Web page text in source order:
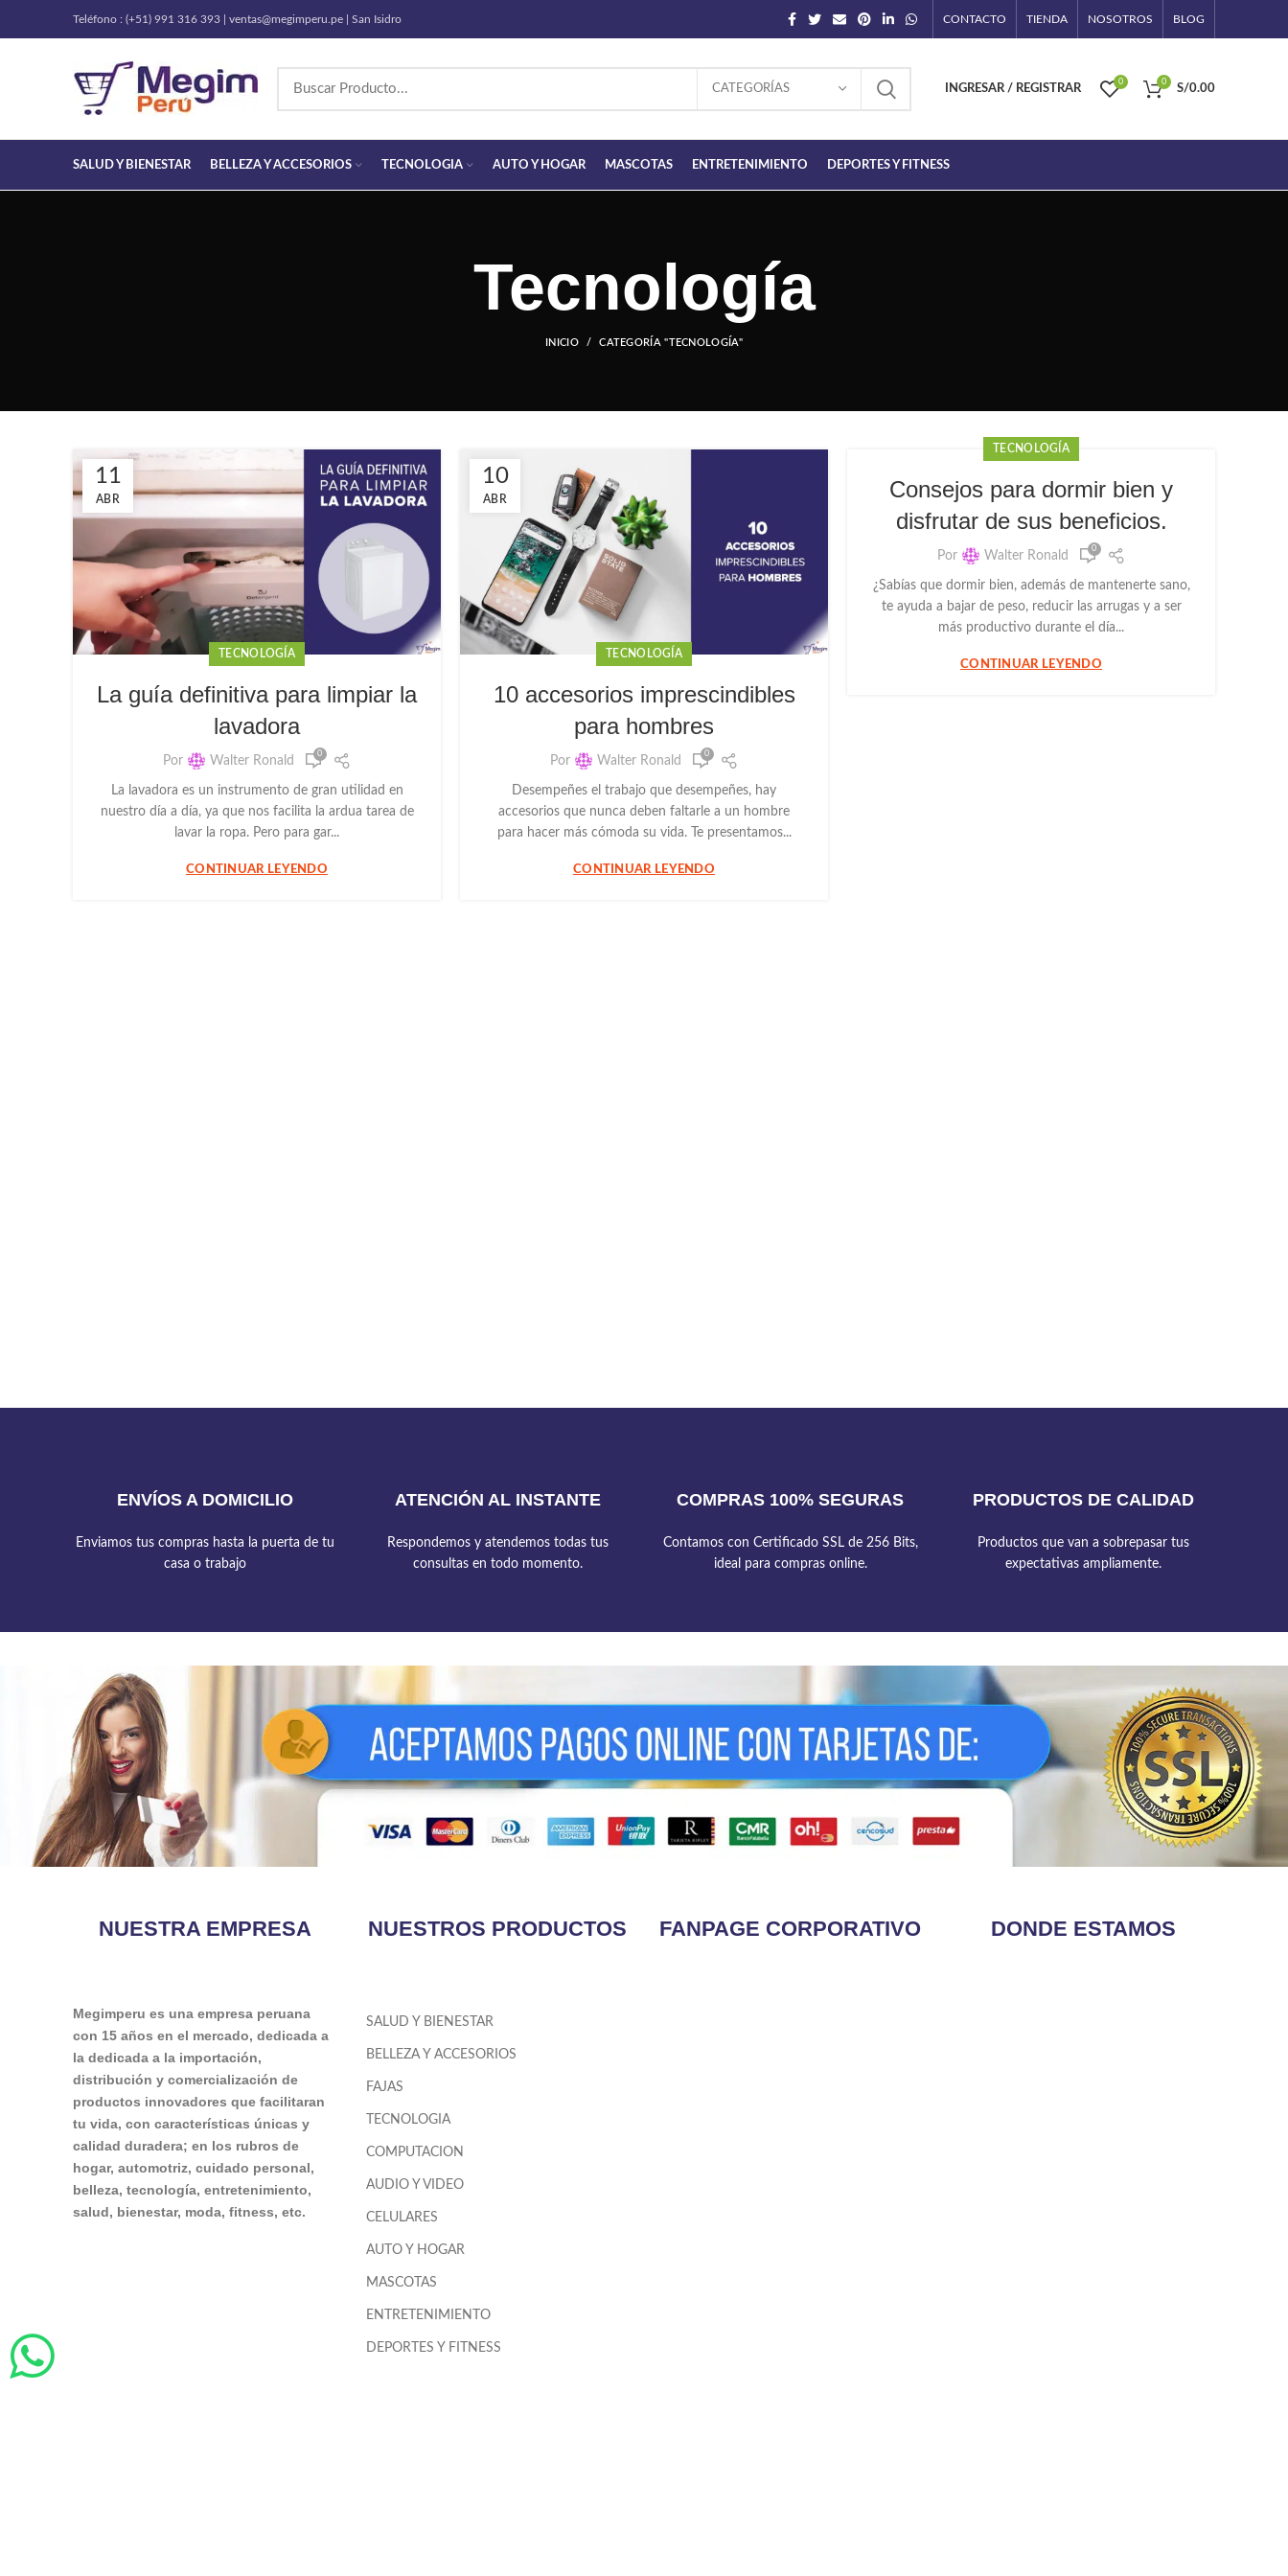
Teléfono : (+51) 991 316 393 | ventas@megimperu.pe | San Isidro CONTACTO TIENDA NOSOTROS BLOG
CATEGORÍAS INGRESAR / REGISTRAR
0 0
S/0.00
SALUD Y BIENESTAR BELLEZA Y ACCESORIOS TECNOLOGIA AUTO Y HOGAR MASCOTAS ENTRETENIMIENTO DEPORTES Y FITNESS
Tecnología
INICIO CATEGORÍA "TECNOLOGÍA"
11
ABR
TECNOLOGÍA
La guía definitiva para limpiar la
lavadora
Por Walter Ronald 0
La lavadora es un instrumento de gran utilidad en
nuestro día a día, ya que nos facilita la ardua tarea de
lavar la ropa. Pero para gar...
CONTINUAR LEYENDO
10
ABR
TECNOLOGÍA
10 accesorios imprescindibles
para hombres
Por Walter Ronald 0
Desempeñes el trabajo que desempeñes, hay
accesorios que nunca deben faltarle a un hombre
para hacer más cómoda su vida. Te presentamos...
CONTINUAR LEYENDO
TECNOLOGÍA
Consejos para dormir bien y
disfrutar de sus beneficios.
Por Walter Ronald 0
¿Sabías que dormir bien, además de mantenerte sano,
te ayuda a bajar de peso, reducir las arrugas y a ser
más productivo durante el día...
CONTINUAR LEYENDO
ENVÍOS A DOMICILIO
Enviamos tus compras hasta la puerta de tu
casa o trabajo
ATENCIÓN AL INSTANTE
Respondemos y atendemos todas tus
consultas en todo momento.
COMPRAS 100% SEGURAS
Contamos con Certificado SSL de 256 Bits,
ideal para compras online.
PRODUCTOS DE CALIDAD
Productos que van a sobrepasar tus
expectativas ampliamente.
NUESTRA EMPRESA
Megimperu es una empresa peruana
con 15 años en el mercado, dedicada a
la dedicada a la importación,
distribución y comercialización de
productos innovadores que facilitaran
tu vida, con características únicas y
calidad duradera; en los rubros de
hogar, automotriz, cuidado personal,
belleza, tecnología, entretenimiento,
salud, bienestar, moda, fitness, etc.
NUESTROS PRODUCTOS
SALUD Y BIENESTAR
BELLEZA Y ACCESORIOS
FAJAS
TECNOLOGIA
COMPUTACION
AUDIO Y VIDEO
CELULARES
AUTO Y HOGAR
MASCOTAS
ENTRETENIMIENTO
DEPORTES Y FITNESS
FANPAGE CORPORATIVO DONDE ESTAMOS